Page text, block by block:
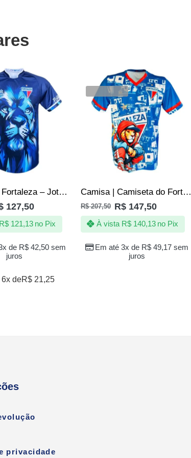
Camisa do Fortaleza – Jotaz – Leão Celeste – Masculino
127,50
de R$ 42,50 sem
juros
R$121,13 no Pix
6x deR$ 21,25
SALE
VENDIDOS
Camisa | Camiseta do Fortaleza Leão do Pici Produto Oficial
R$207,50 R$ 147,50
Em até 3x de R$ 49,17 sem
juros
À vista R$140,13 no Pix
privacidade